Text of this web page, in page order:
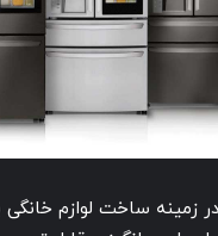
زمینه ساخت لوازم